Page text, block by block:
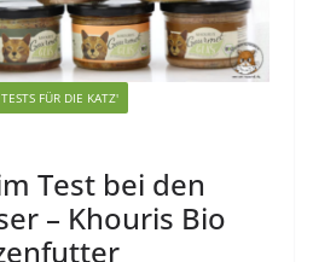
TESTS FÜR DIE KATZ'
Test bei den
– Khouris Bio